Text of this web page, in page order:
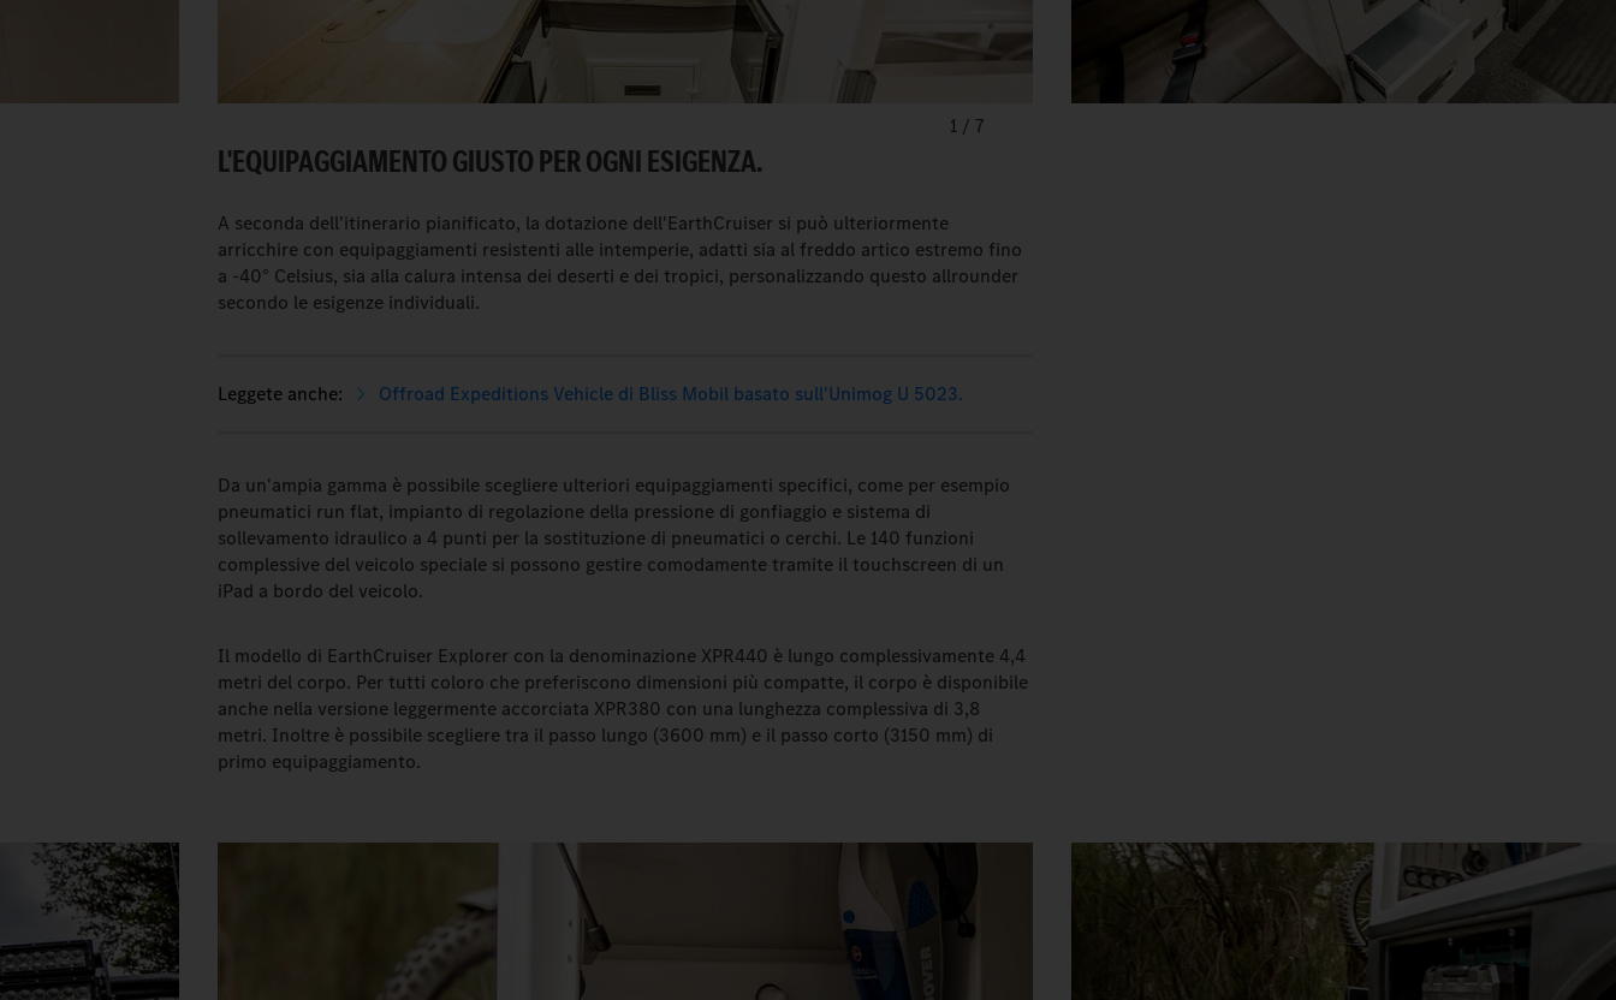
1 / 7
L'EQUIPAGGIAMENTO GIUSTO PER OGNI ESIGENZA.
A seconda dell'itinerario pianificato, la dotazione dell'EarthCruiser si può ulteriormente
arricchire con equipaggiamenti resistenti alle intemperie, adatti sia al freddo artico estremo fino
a -40° Celsius, sia alla calura intensa dei deserti e dei tropici, personalizzando questo allrounder
secondo le esigenze individuali.
Offroad Expeditions Vehicle di Bliss Mobil basato sull'Unimog U 5023.
Da un'ampia gamma è possibile scegliere ulteriori equipaggiamenti specifici, come per esempio
pneumatici run flat, impianto di regolazione della pressione di gonfiaggio e sistema di
sollevamento idraulico a 4 punti per la sostituzione di pneumatici o cerchi. Le 140 funzioni
complessive del veicolo speciale si possono gestire comodamente tramite il touchscreen di un
iPad a bordo del veicolo.
Il modello di EarthCruiser Explorer con la denominazione XPR440 è lungo complessivamente 4,4
metri del corpo. Per tutti coloro che preferiscono dimensioni più compatte, il corpo è disponibile
anche nella versione leggermente accorciata XPR380 con una lunghezza complessiva di 3,8
metri. Inoltre è possibile scegliere tra il passo lungo (3600 mm) e il passo corto (3150 mm) di
primo equipaggiamento.